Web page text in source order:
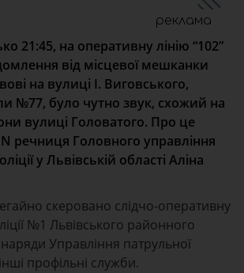
реклама
21:45, на оперативну лінію “102”
від місцевої мешканки
на вулиці І. Виговського,
№77, було чутно звук, схожий на
вулиці Головатого. Про це
речниця Головного управління
у Львівській області Аліна
скеровано слідчо-оперативну
№1 Львівського районного
Управління патрульної
профільні служби.